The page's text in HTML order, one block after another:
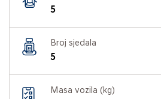
5
Broj sjedala
5
Masa vozila (kg)